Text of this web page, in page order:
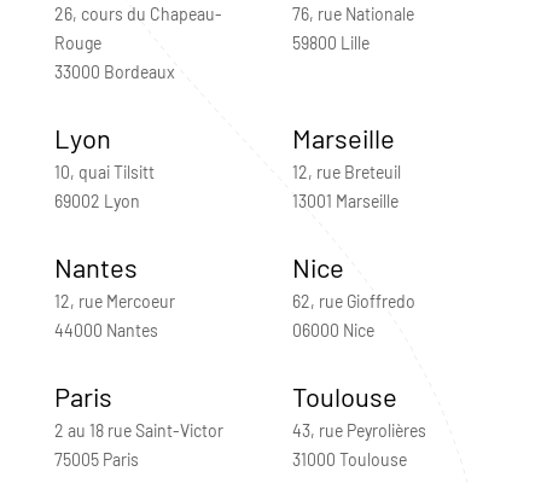
26, cours du Chapeau-
Rouge
33000 Bordeaux
76, rue Nationale
59800 Lille
Lyon
10, quai Tilsitt
69002 Lyon
Marseille
12, rue Breteuil
13001 Marseille
Nantes
12, rue Mercoeur
44000 Nantes
Nice
62, rue Gioffredo
06000 Nice
Paris
2 au 18 rue Saint-Victor
75005 Paris
Toulouse
43, rue Peyrolières
31000 Toulouse